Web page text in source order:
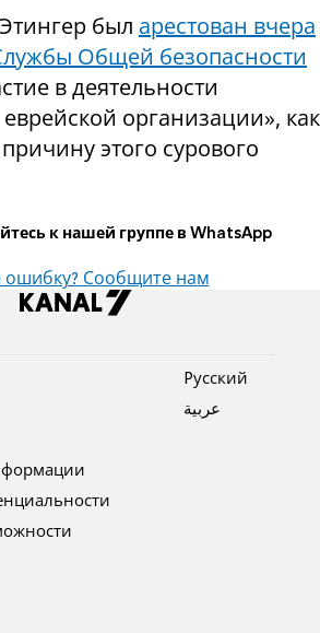
был арестован вчера
Общей безопасности
в деятельности
организации», как
этого сурового
к нашей группе в WhatsApp
Сообщите нам
Pусский
عربية